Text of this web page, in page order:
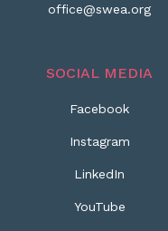
office@swea.org
SOCIAL MEDIA
Facebook
Instagram
LinkedIn
YouTube